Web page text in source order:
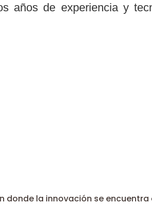
años de experiencia y
donde la innovación se encuentra